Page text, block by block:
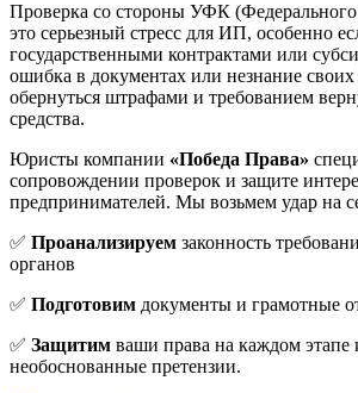
Проверка со стороны УФК
это серьезный стресс для ИП, особенно
государственными контрактами или
ошибка в документах или незнание
обернуться штрафами и требованием
средства.
Юристы компании «Победа Права»
сопровождении проверок и защите
предпринимателей. Мы возьмем удар на
✅ Проанализируем законность
органов
✅ Подготовим документы и грамотные
✅ Защитим ваши права на каждом этапе
необоснованные претензии.